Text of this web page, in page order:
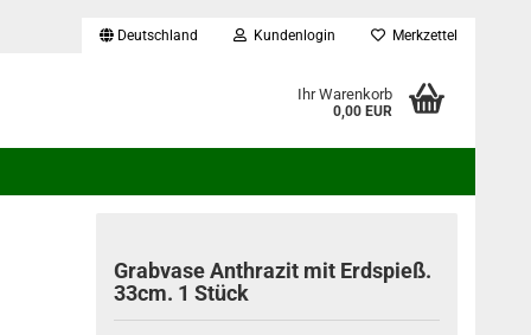
Deutschland Kundenlogin Merkzettel
Ihr Warenkorb
0,00 EUR
Grabvase Anthrazit mit Erdspieß.
33cm. 1 Stück